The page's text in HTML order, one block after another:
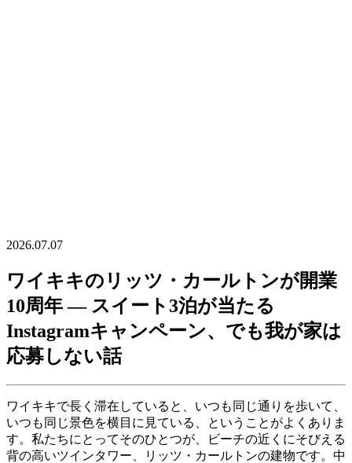
2026.07.07
ワイキキのリッツ・カールトンが開業
10周年 ― スイート3泊が当たる
Instagramキャンペーン、でも我が家は
応募しない話
ワイキキで長く滞在していると、いつも同じ通りを歩いて、
いつも同じ景色を横目に見ている、ということがよくありま
す。私たちにとってそのひとつが、ビーチの近くにそびえる
背の高いツインタワー、リッツ・カールトンの建物です。中